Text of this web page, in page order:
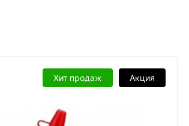
Хит продаж Акция